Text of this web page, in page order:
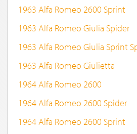
1963 Alfa Romeo 2600 Sprint
1963 Alfa Romeo Giulia Spider
1963 Alfa Romeo Giulia Sprint
1963 Alfa Romeo Giulietta
1964 Alfa Romeo 2600
1964 Alfa Romeo 2600 Spider
1964 Alfa Romeo 2600 Sprint